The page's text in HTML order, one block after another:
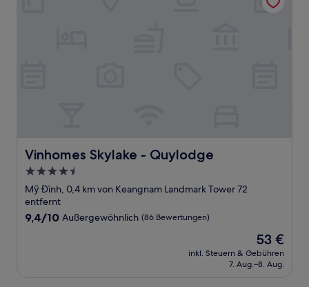
Vinhomes Skylake - Quylodge
Vinhomes Skylake - Quylodge
4.5-
Sterne-
Unterkunft
Mỹ Đình, 0,4 km von Keangnam Landmark Tower 72
entfernt
9.4
9,4/10 Außergewöhnlich (86 Bewertungen)
Der
Preis
beträgt
53 €
inkl. Steuern & Gebühren
7. Aug.–8. Aug.